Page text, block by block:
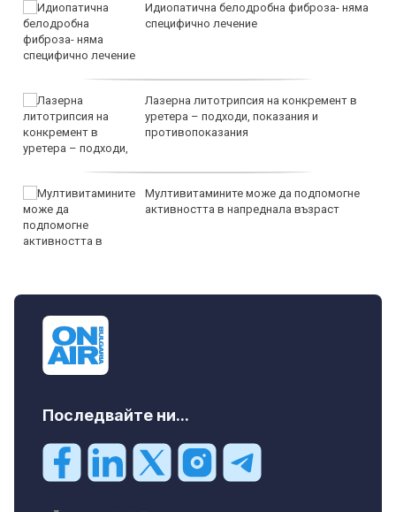
Идиопатична белодробна фиброза- няма
специфично лечение
Лазерна литотрипсия на конкремент в
уретера – подходи, показания и
противопоказания
Мултивитамините може да подпомогне
активността в напреднала възраст
Последвайте ни...